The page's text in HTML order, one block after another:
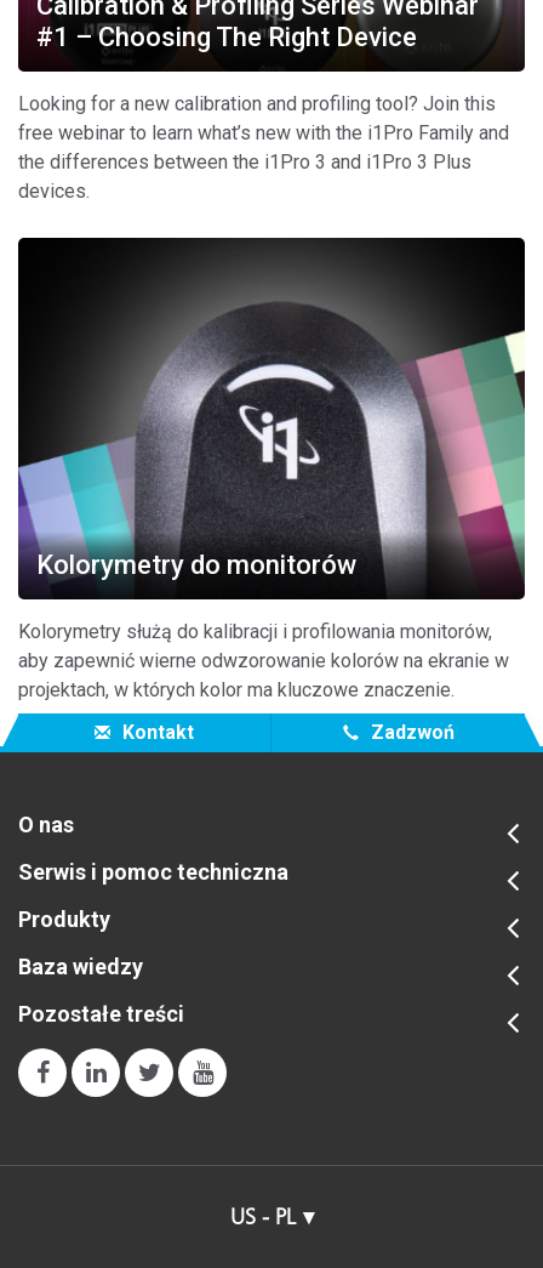
#1 – Choosing The Right Device
Looking for a new calibration and profiling tool? Join this
free webinar to learn what’s new with the i1Pro Family and
the differences between the i1Pro 3 and i1Pro 3 Plus
devices.
Kolorymetry do monitorów
Kolorymetry służą do kalibracji i profilowania monitorów,
aby zapewnić wierne odwzorowanie kolorów na ekranie w
projektach, w których kolor ma kluczowe znaczenie.
Kontakt
Zadzwoń
O nas
Serwis i pomoc techniczna
Produkty
Baza wiedzy
Pozostałe treści
US - PL